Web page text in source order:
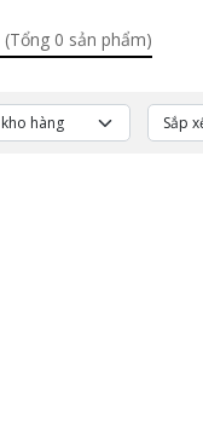
(Tổng 0 sản phẩm)